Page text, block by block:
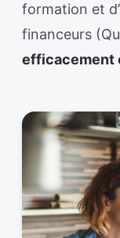
formation et
financeurs
efficacement